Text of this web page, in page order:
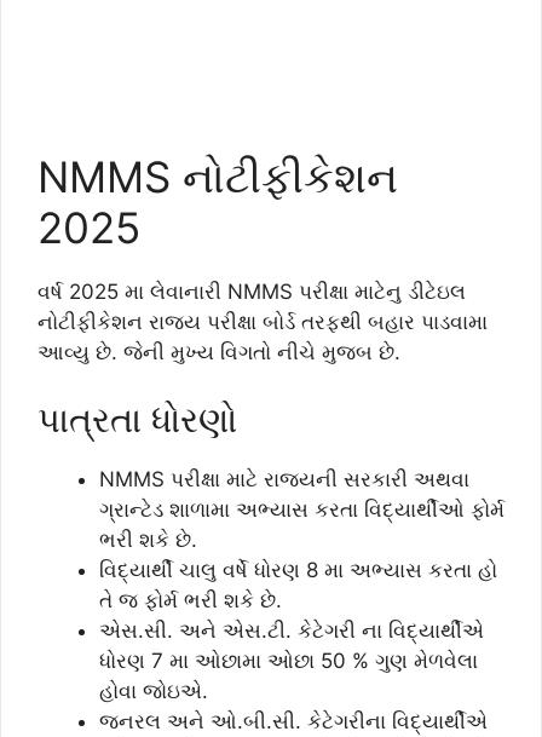
NMMS નોટીફીકેશન
2025
વર્ષ 2025 મા લેવાનારી NMMS પરીક્ષા માટેનુ ડીટેઇલ
નોટીફીકેશન રાજય પરીક્ષા બોર્ડ તરફથી બહાર પાડવામા
આવ્યુ છે. જેની મુખ્ય વિગતો નીચે મુજબ છે.
પાત્રતા ધોરણો
NMMS પરીક્ષા માટે રાજયની સરકારી અથવા
ગ્રાન્ટેડ શાળામા અભ્યાસ કરતા વિદ્યાર્થીઓ ફોર્મ
ભરી શકે છે.
વિદ્યાર્થી ચાલુ વર્ષે ધોરણ 8 મા અભ્યાસ કરતા હો
તે જ ફોર્મ ભરી શકે છે.
એસ.સી. અને એસ.ટી. કેટેગરી ના વિદ્યાર્થીએ
ધોરણ 7 મા ઓછામા ઓછા 50 % ગુણ મેળવેલા
હોવા જોઇએ.
જનરલ અને ઓ.બી.સી. કેટેગરીના વિદ્યાર્થીએ